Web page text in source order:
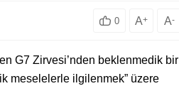
0 A+ A-
G7 Zirvesi’nden beklenmedik bir
meselelerle ilgilenmek” üzere